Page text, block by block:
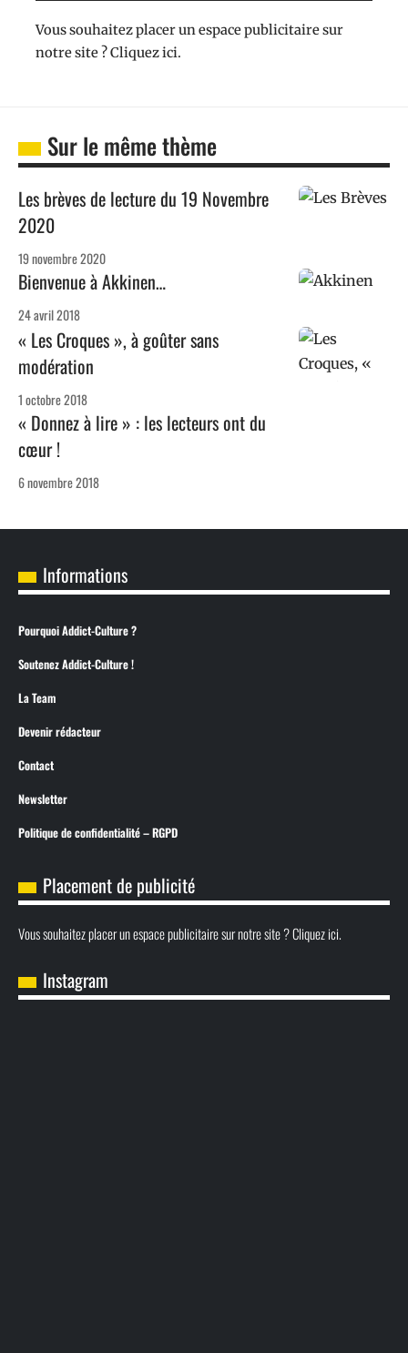
Vous souhaitez placer un espace publicitaire sur
notre site ? Cliquez ici.
Sur le même thème
Les brèves de lecture du 19 Novembre
2020
19 novembre 2020
Bienvenue à Akkinen…
24 avril 2018
« Les Croques », à goûter sans
modération
1 octobre 2018
« Donnez à lire » : les lecteurs ont du
cœur !
6 novembre 2018
Informations
Pourquoi Addict-Culture ?
Soutenez Addict-Culture !
La Team
Devenir rédacteur
Contact
Newsletter
Politique de confidentialité – RGPD
Placement de publicité
Vous souhaitez placer un espace publicitaire sur notre site ? Cliquez ici.
Instagram